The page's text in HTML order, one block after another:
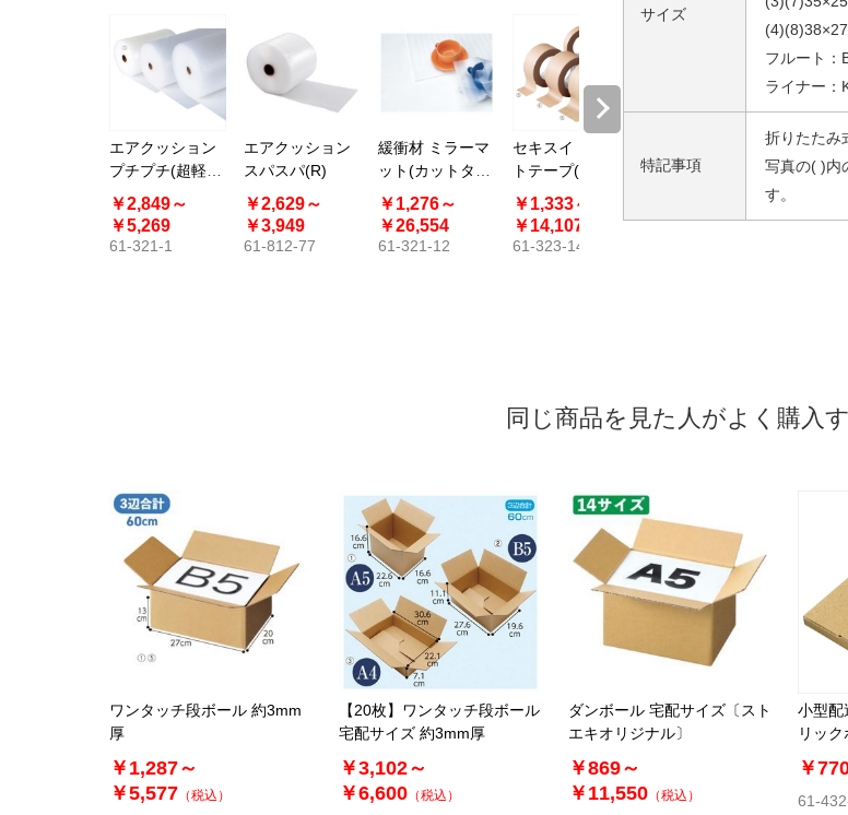
エアクッション
プチプチ(超軽梱
包用) 42m巻
￥2,849～
￥5,269
61-321-1
エアクッション
スパスパ(R)
￥2,629～
￥3,949
61-812-77
緩衝材 ミラーマ
ット(カットタイ
プ)
￥1,276～
￥26,554
61-321-12
セキスイ クラフ
トテープ(50m
巻)
￥1,333～
￥14,107
61-323-14
プ（50mm幅
￥18,150
サイズ
フルート：
ライナー：
特記事項
折りたたみ
写真の( )内
す。
同じ商品を見た人がよく購入
ワンタッチ段ボール 約3mm
厚
￥1,287～
￥5,577 （税込）
【20枚】ワンタッチ段ボール
宅配サイズ 約3mm厚
￥3,102～
￥6,600 （税込）
ダンボール 宅配サイズ〔スト
エキオリジナル〕
￥869～
￥11,550 （税込）
小型配
リッ
ト】
￥
61-